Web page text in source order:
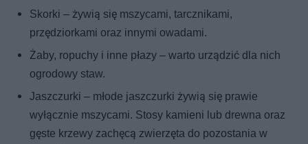
Skorki – żywią się mszycami, tarcznikami,
przędziorkami oraz innymi owadami.
Żaby, ropuchy i inne płazy – warto urządzić dla nich
ogrodowy staw.
Jaszczurki – młode jaszczurki żywią się prawie
wyłącznie mszycami. Stosy kamieni lub drewna oraz
gęste krzewy zachęcą zwierzęta do pozostania w